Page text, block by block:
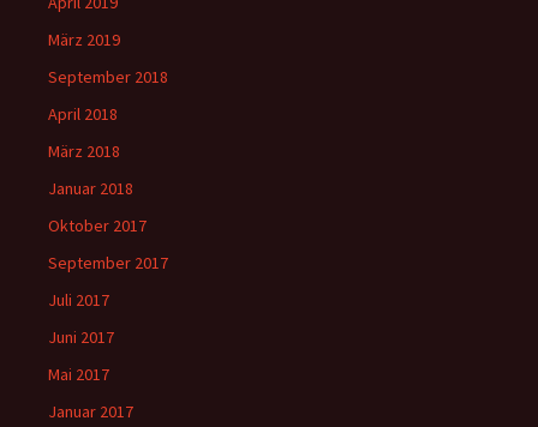
März 2019
September 2018
April 2018
März 2018
Januar 2018
Oktober 2017
September 2017
Juli 2017
Juni 2017
Mai 2017
Januar 2017